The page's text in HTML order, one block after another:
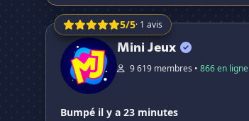
5/5· 1 avis
Mini Jeux
Mini Jeux
9 619 membres • 866 en ligne
Bumpé il y a 23 minutes